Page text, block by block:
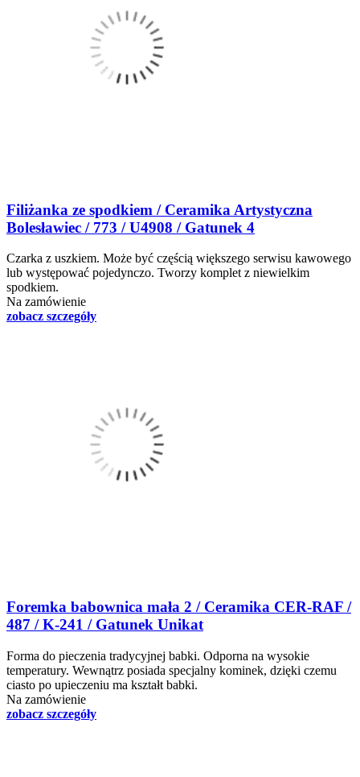
Filiżanka ze spodkiem / Ceramika Artystyczna
Bolesławiec / 773 / U4908 / Gatunek 4
Czarka z uszkiem. Może być częścią większego serwisu kawowego
lub występować pojedynczo. Tworzy komplet z niewielkim
spodkiem.
Na zamówienie
zobacz szczegóły
Foremka babownica mała 2 / Ceramika CER-RAF /
487 / K-241 / Gatunek Unikat
Forma do pieczenia tradycyjnej babki. Odporna na wysokie
temperatury. Wewnątrz posiada specjalny kominek, dzięki czemu
ciasto po upieczeniu ma kształt babki.
Na zamówienie
zobacz szczegóły